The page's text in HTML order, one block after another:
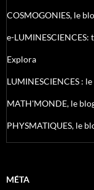
COSMOGONIES, le
e-
Explora
LUMINESCIENCES :
MATH'MONDE, le
PHYSMATIQUES, le
MÉTA